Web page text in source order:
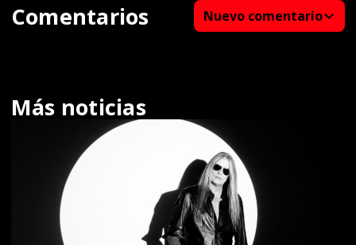
Comentarios Nuevo comentario
Más noticias